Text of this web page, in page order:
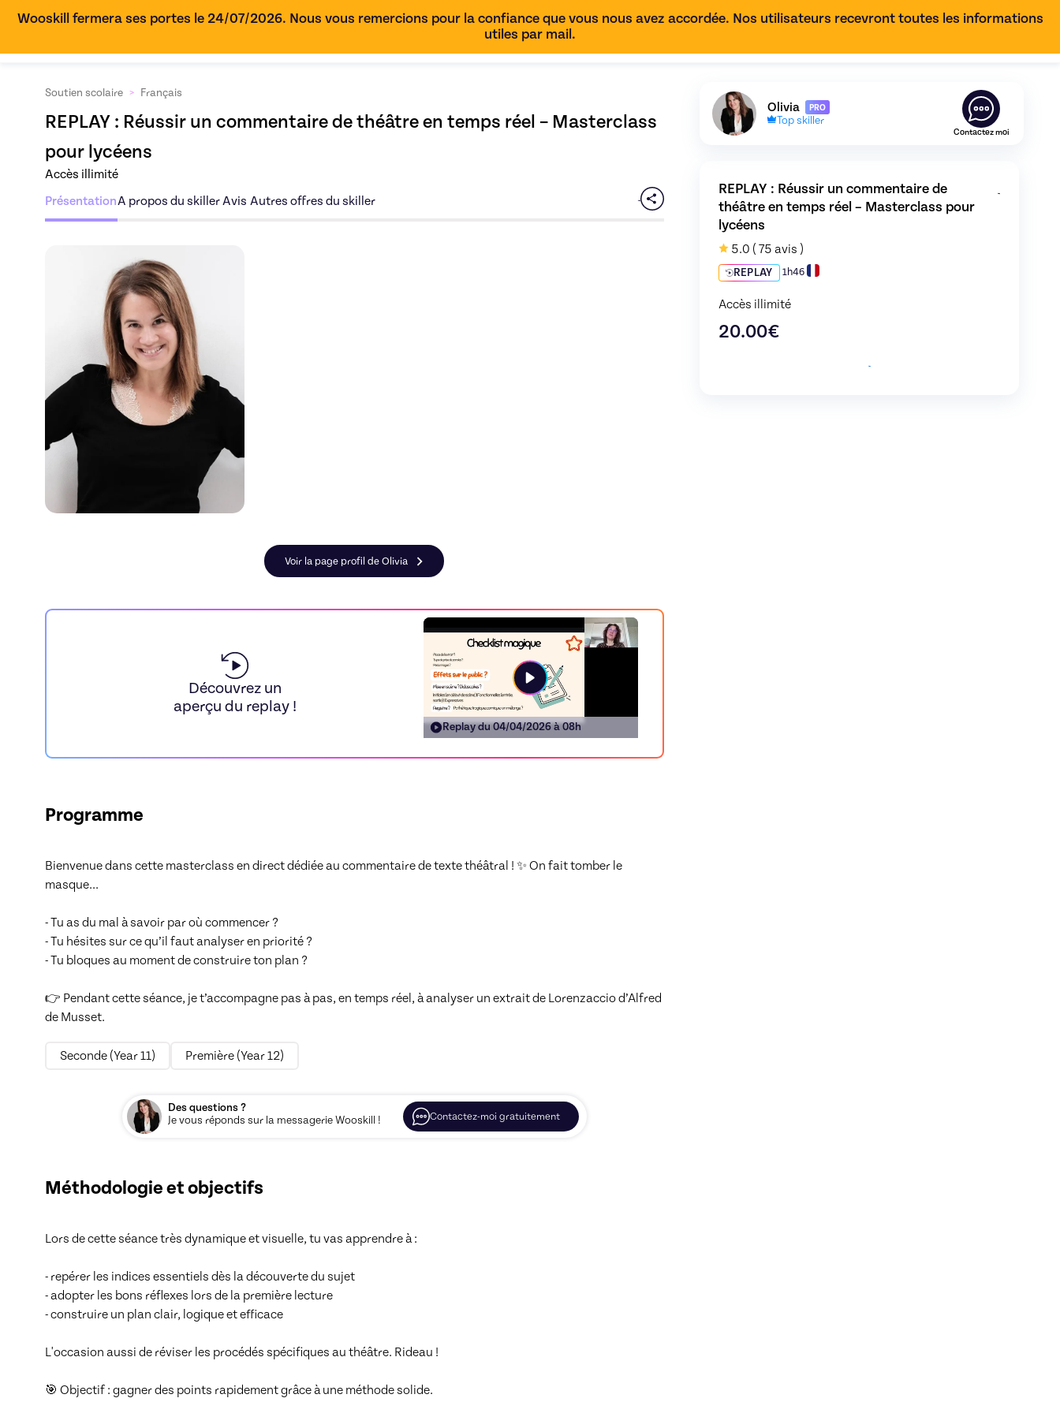
Wooskill fermera ses portes le 24/07/2026. Nous vous remercions pour la confiance que vous nous avez accordée. Nos utilisateurs recevront toutes les informations
utiles par mail.
Soutien scolaire > Français
REPLAY : Réussir un commentaire de théâtre en temps réel – Masterclass
pour lycéens
Accès illimité
PrésentationA propos du skillerAvis Autres offres du skiller
Réussir un commentaire de théâtre en temps réel – Masterclass pour lycéens de Olivia - image 0
Voir la page profil de Olivia
Découvrez un
aperçu du replay !
Replay du04/04/2026 à 08h
Programme
Bienvenue dans cette masterclass en direct dédiée au commentaire de texte théâtral ! ✨ On fait tomber le
masque...
- Tu as du mal à savoir par où commencer ?
- Tu hésites sur ce qu’il faut analyser en priorité ?
- Tu bloques au moment de construire ton plan ?
👉 Pendant cette séance, je t’accompagne pas à pas, en temps réel, à analyser un extrait de Lorenzaccio d’Alfred
de Musset.
Seconde (Year 11) Première (Year 12)
Des questions ?
Je vous réponds sur la messagerie Wooskill !
Contactez-moi gratuitement
Méthodologie et objectifs
Lors de cette séance très dynamique et visuelle, tu vas apprendre à :
- repérer les indices essentiels dès la découverte du sujet
- adopter les bons réflexes lors de la première lecture
- construire un plan clair, logique et efficace
L'occasion aussi de réviser les procédés spécifiques au théâtre. Rideau !
🎯 Objectif : gagner des points rapidement grâce à une méthode solide.
Découvrez le profil de Skiller enFrançais
Olivia PRO
Top skiller
Contactez moi
REPLAY : Réussir un commentaire de
théâtre en temps réel – Masterclass pour
lycéens
5.0 ( 75 avis )
REPLAY 1h46
Accès illimité
20.00€